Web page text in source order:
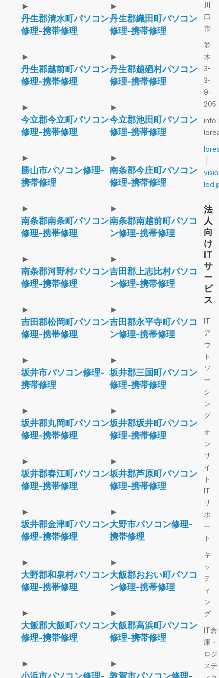
►
丹生郡清水町パソコン
修理-携帯修理
►
丹生郡織田町パソコン
修理-携帯修理
►
丹生郡越前町パソコン
修理-携帯修理
►
丹生郡越廼村パソコン
修理-携帯修理
►
今立郡今立町パソコン
修理-携帯修理
►
今立郡池田町パソコン
修理-携帯修理
►
勝山市パソコン修理-
携帯修理
►
南条郡今庄町パソコン
修理-携帯修理
►
南条郡南条町パソコン
修理-携帯修理
►
南条郡南越前町パソコ
ン修理-携帯修理
►
南条郡河野村パソコン
修理-携帯修理
►
吉田郡上志比村パソコ
ン修理-携帯修理
►
吉田郡松岡町パソコン
修理-携帯修理
►
吉田郡永平寺町パソコ
ン修理-携帯修理
►
坂井市パソコン修理-
携帯修理
►
坂井郡三国町パソコン
修理-携帯修理
►
坂井郡丸岡町パソコン
修理-携帯修理
►
坂井郡坂井町パソコン
修理-携帯修理
►
坂井郡春江町パソコン
修理-携帯修理
►
坂井郡芦原町パソコン
修理-携帯修理
►
坂井郡金津町パソコン
修理-携帯修理
►
大野市パソコン修理-
携帯修理
►
大野郡和泉村パソコン
修理-携帯修理
►
大飯郡おおい町パソコ
ン修理-携帯修理
►
大飯郡大飯町パソコン
修理-携帯修理
►
大飯郡高浜町パソコン
修理-携帯修理
►
►
川
口
市
並
木
3-
3-
9-
205
info
法
人
向
け
IT
サ
ー
ビ
ス
IT
ア
ウ
ト
ソ
ー
シ
ン
グ
オ
ン
サ
イ
ト
IT
サ
ポ
ー
ト
キ
ッ
テ
ィ
ン
グ
IT倉
庫・
ロジ
ステ